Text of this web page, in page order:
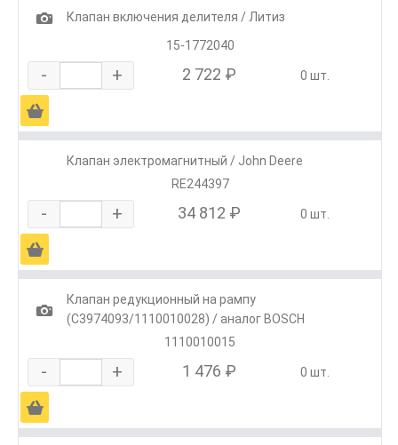
1
Клапан включения делителя / Литиз
15-1772040
- + 2 722 ₽ 0 шт.
Ä
Клапан электромагнитный / John Deere
RE244397
- + 34 812 ₽ 0 шт.
Ä
1
Клапан редукционный на рампу
(C3974093/1110010028) / аналог BOSCH
1110010015
- + 1 476 ₽ 0 шт.
Ä